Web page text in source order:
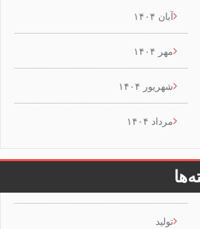
آبان ۱۴۰۴
مهر ۱۴۰۴
شهریور ۱۴۰۴
مرداد ۱۴۰۴
تولید